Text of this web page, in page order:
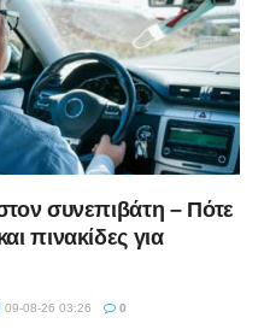
συνεπιβάτη – Πότε
πινακίδες για
09-08-26 03:26 0